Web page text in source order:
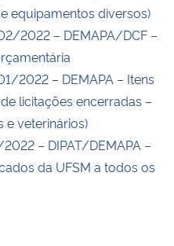
equipamentos diversos)
2022 – DEMAPA/DCF –
2022 – DEMAPA – Itens
licitações encerradas –
e veterinários)
– DIPAT/DEMAPA –
da UFSM a todos os